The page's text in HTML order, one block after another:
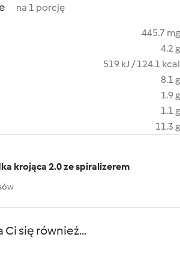
na 1 porcję
445.7 mg
4.2 g
519 kJ / 124.1 kcal
8.1 g
1.9 g
1.1 g
11.3 g
krojąca 2.0 ze spiralizerem
Ci się również...